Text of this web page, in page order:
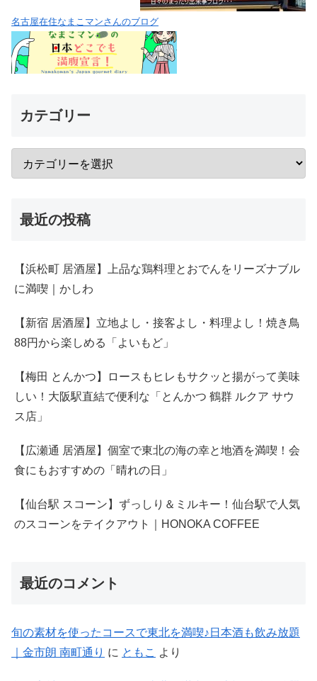
名古屋在住なまこマンさんのブログ
カテゴリー
最近の投稿
【浜松町 居酒屋】上品な鶏料理とおでんをリーズナブル
に満喫｜かしわ
【新宿 居酒屋】立地よし・接客よし・料理よし！焼き鳥
88円から楽しめる「よいもど」
【梅田 とんかつ】ロースもヒレもサクッと揚がって美味
しい！大阪駅直結で便利な「とんかつ 鶴群 ルクア サウ
ス店」
【広瀬通 居酒屋】個室で東北の海の幸と地酒を満喫！会
食にもおすすめの「晴れの日」
【仙台駅 スコーン】ずっしり＆ミルキー！仙台駅で人気
のスコーンをテイクアウト｜HONOKA COFFEE
最近のコメント
旬の素材を使ったコースで東北を満喫♪日本酒も飲み放題
｜金市朗 南町通り に ともこ より